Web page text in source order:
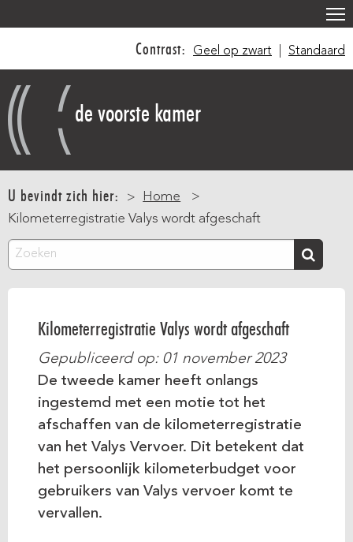
inhoud
gaan
Contrast: Geel op zwart Standaard
de voorste kamer
U bevindt zich hier:
Home
Kilometerregistratie Valys wordt afgeschaft
Zoeken
Kilometerregistratie Valys wordt afgeschaft
Gepubliceerd op: 01 november 2023
De tweede kamer heeft onlangs
ingestemd met een motie tot het
afschaffen van de kilometerregistratie
van het Valys Vervoer. Dit betekent dat
het persoonlijk kilometerbudget voor
gebruikers van Valys vervoer komt te
vervallen.